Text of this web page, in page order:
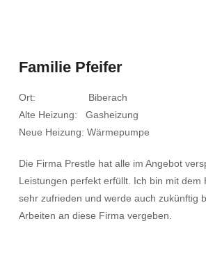
Familie Pfeifer
Ort: Biberach
Alte Heizung: Gasheizung
Neue Heizung: Wärmepumpe
Die Firma Prestle hat alle im Angebot
Leistungen perfekt erfüllt. Ich bin mit dem
sehr zufrieden und werde auch zukünftig
Arbeiten an diese Firma vergeben.